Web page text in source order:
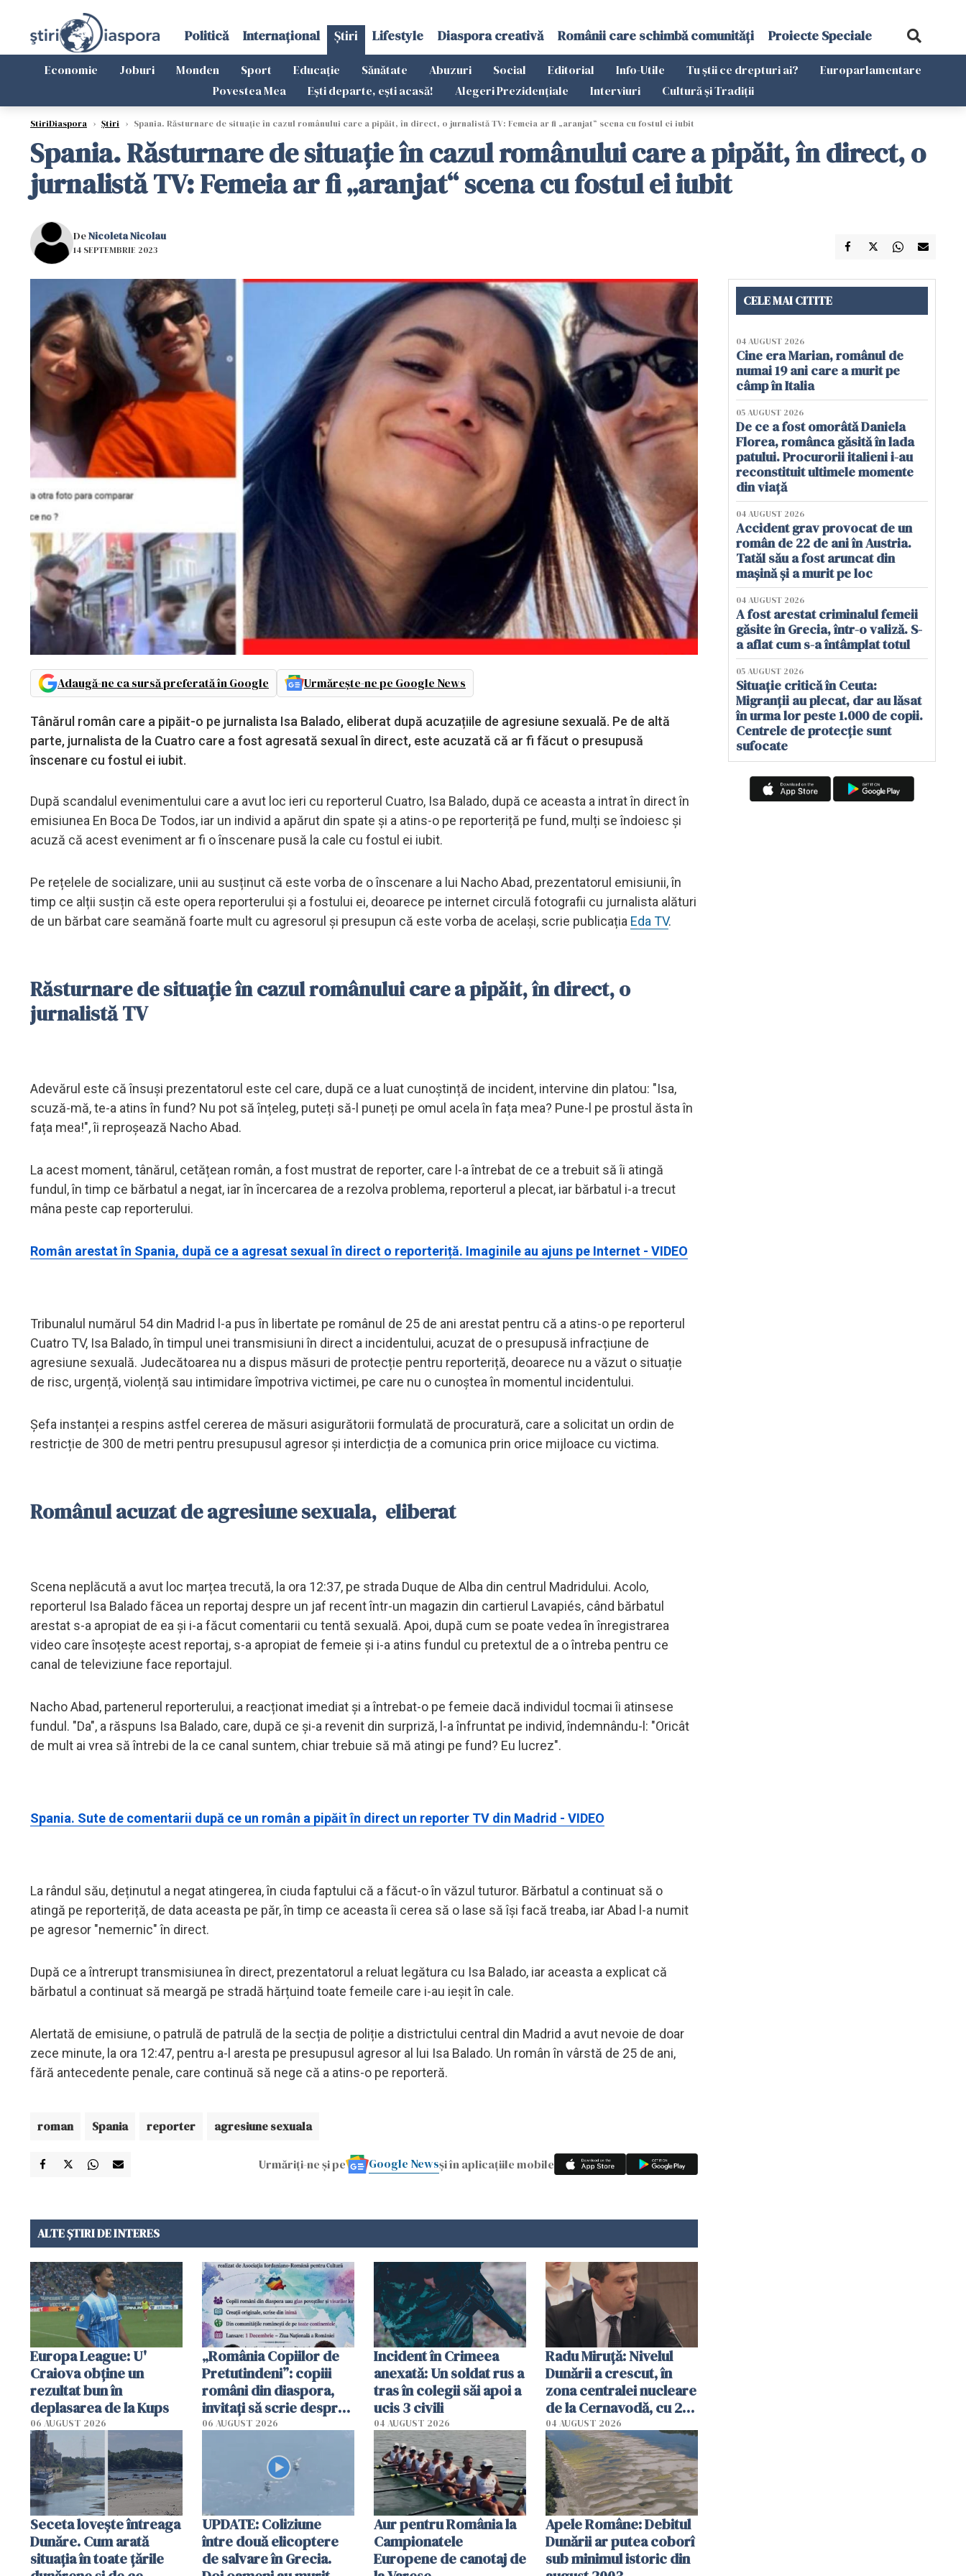
Politică Internațional Știri Lifestyle Diaspora creativă Românii care schimbă comunități Proiecte Speciale
Economie Joburi Monden Sport Educație Sănătate Abuzuri Social Editorial Info-Utile Tu știi ce drepturi ai?
Europarlamentare
Povestea Mea
Ești departe, ești acasă! Alegeri Prezidențiale Interviuri Cultură și Tradiții
StiriDiaspora › Știri › Spania. Răsturnare de situație în cazul românului care a pipăit, în direct, o jurnalistă TV: Femeia ar fi „aranjat“ scena cu fostul ei iubit
Spania. Răsturnare de situație în cazul românului care a pipăit, în direct, o
jurnalistă TV: Femeia ar fi „aranjat“ scena cu fostul ei iubit
DeNicoleta Nicolau
14 SEPTEMBRIE 2023
Adaugă-ne ca sursă preferată în Google Urmărește-ne pe Google News
Tânărul român care a pipăit-o pe jurnalista Isa Balado, eliberat după acuzațiile de agresiune sexuală. Pe de altă
parte, jurnalista de la Cuatro care a fost agresată sexual în direct, este acuzată că ar fi făcut o presupusă
înscenare cu fostul ei iubit.
După scandalul evenimentului care a avut loc ieri cu reporterul Cuatro, Isa Balado, după ce aceasta a intrat în direct în
emisiunea En Boca De Todos, iar un individ a apărut din spate și a atins-o pe reporteriță pe fund, mulți se îndoiesc și
acuză că acest eveniment ar fi o înscenare pusă la cale cu fostul ei iubit.
Pe rețelele de socializare, unii au susținut că este vorba de o înscenare a lui Nacho Abad, prezentatorul emisiunii, în
timp ce alții susțin că este opera reporterului și a fostului ei, deoarece pe internet circulă fotografii cu jurnalista alături
de un bărbat care seamănă foarte mult cu agresorul și presupun că este vorba de același, scrie publicația Eda TV.
Răsturnare de situație în cazul românului care a pipăit, în direct, o
jurnalistă TV
Adevărul este că însuși prezentatorul este cel care, după ce a luat cunoștință de incident, intervine din platou: "Isa,
scuză-mă, te-a atins în fund? Nu pot să înțeleg, puteți să-l puneți pe omul acela în fața mea? Pune-l pe prostul ăsta în
fața mea!", îi reproșează Nacho Abad.
La acest moment, tânărul, cetățean român, a fost mustrat de reporter, care l-a întrebat de ce a trebuit să îi atingă
fundul, în timp ce bărbatul a negat, iar în încercarea de a rezolva problema, reporterul a plecat, iar bărbatul i-a trecut
mâna peste cap reporterului.
Român arestat în Spania, după ce a agresat sexual în direct o reporteriță. Imaginile au ajuns pe Internet - VIDEO
Tribunalul numărul 54 din Madrid l-a pus în libertate pe românul de 25 de ani arestat pentru că a atins-o pe reporterul
Cuatro TV, Isa Balado, în timpul unei transmisiuni în direct a incidentului, acuzat de o presupusă infracțiune de
agresiune sexuală. Judecătoarea nu a dispus măsuri de protecție pentru reporteriță, deoarece nu a văzut o situație
de risc, urgență, violență sau intimidare împotriva victimei, pe care nu o cunoștea în momentul incidentului.
Șefa instanței a respins astfel cererea de măsuri asigurătorii formulată de procuratură, care a solicitat un ordin de
restricție de 300 de metri pentru presupusul agresor și interdicția de a comunica prin orice mijloace cu victima.
Românul acuzat de agresiune sexuala, eliberat
Scena neplăcută a avut loc marțea trecută, la ora 12:37, pe strada Duque de Alba din centrul Madridului. Acolo,
reporterul Isa Balado făcea un reportaj despre un jaf recent într-un magazin din cartierul Lavapiés, când bărbatul
arestat s-a apropiat de ea și i-a făcut comentarii cu tentă sexuală. Apoi, după cum se poate vedea în înregistrarea
video care însoțește acest reportaj, s-a apropiat de femeie și i-a atins fundul cu pretextul de a o întreba pentru ce
canal de televiziune face reportajul.
Nacho Abad, partenerul reporterului, a reacționat imediat și a întrebat-o pe femeie dacă individul tocmai îi atinsese
fundul. "Da", a răspuns Isa Balado, care, după ce și-a revenit din surpriză, l-a înfruntat pe individ, îndemnându-l: "Oricât
de mult ai vrea să întrebi de la ce canal suntem, chiar trebuie să mă atingi pe fund? Eu lucrez".
Spania. Sute de comentarii după ce un român a pipăit în direct un reporter TV din Madrid - VIDEO
La rândul său, deținutul a negat atingerea, în ciuda faptului că a făcut-o în văzul tuturor. Bărbatul a continuat să o
atingă pe reporteriță, de data aceasta pe păr, în timp ce aceasta îi cerea să o lase să își facă treaba, iar Abad l-a numit
pe agresor "nemernic" în direct.
După ce a întrerupt transmisiunea în direct, prezentatorul a reluat legătura cu Isa Balado, iar aceasta a explicat că
bărbatul a continuat să meargă pe stradă hărțuind toate femeile care i-au ieșit în cale.
Alertată de emisiune, o patrulă de patrulă de la secția de poliție a districtului central din Madrid a avut nevoie de doar
zece minute, la ora 12:47, pentru a-l aresta pe presupusul agresor al lui Isa Balado. Un român în vârstă de 25 de ani,
fără antecedente penale, care continuă să nege că a atins-o pe reporteră.
roman Spania reporter agresiune sexuala
Urmăriți-ne și pe Google Newsși în aplicațiile mobile
ALTE ȘTIRI DE INTERES
Europa League: U'
Craiova obține un
rezultat bun în
deplasarea de la Kups
06 AUGUST 2026
„România Copiilor de
Pretutindeni”: copiii
români din diaspora,
invitați să scrie despre
România într-un volum
06 AUGUST 2026
Incident în Crimeea
anexată: Un soldat rus a
tras în colegii săi apoi a
ucis 3 civili
04 AUGUST 2026
Radu Miruţă: Nivelul
Dunării a crescut, în
zona centralei nucleare
de la Cernavodă, cu 2
cm faţă de ziua trecută
04 AUGUST 2026
Seceta lovește întreaga
Dunăre. Cum arată
situația în toate țările
UPDATE: Coliziune
între două elicoptere
de salvare în Grecia.
Aur pentru România la
Campionatele
Europene de canotaj de
Apele Române: Debitul
Dunării ar putea coborî
sub minimul istoric din
CELE MAI CITITE
04 AUGUST 2026
Cine era Marian, românul de
numai 19 ani care a murit pe
câmp în Italia
05 AUGUST 2026
De ce a fost omorâtă Daniela
Florea, românca găsită în lada
patului. Procurorii italieni i-au
reconstituit ultimele momente
din viață
04 AUGUST 2026
Accident grav provocat de un
român de 22 de ani în Austria.
Tatăl său a fost aruncat din
mașină și a murit pe loc
04 AUGUST 2026
A fost arestat criminalul femeii
găsite în Grecia, într-o valiză. S-
a aflat cum s-a întâmplat totul
05 AUGUST 2026
Situație critică în Ceuta:
Migranții au plecat, dar au lăsat
în urma lor peste 1.000 de copii.
Centrele de protecție sunt
sufocate